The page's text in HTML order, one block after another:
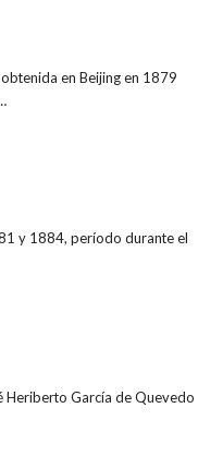
en Beijing en 1879
y 1884, período durante el
Heriberto García de Quevedo